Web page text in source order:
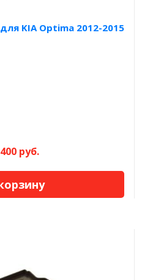
KIA Optima 2012-2015
руб.